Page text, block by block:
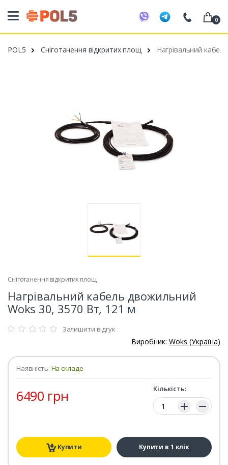
098 20 52 818
099 53 43 210
0
POL5 Сніготанення відкритих площ Нагрівальний
Сніготанення відкритих площ
Нагрівальний кабель двожильний
Woks 30, 3570 Вт, 121 м
Залишити відгук
Виробник: Woks (Україна)
Наявність: На складе
6490 грн Кількість:
Кількість:
Купити Купити в 1 клік